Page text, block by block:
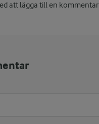
att lägga till en kommentar